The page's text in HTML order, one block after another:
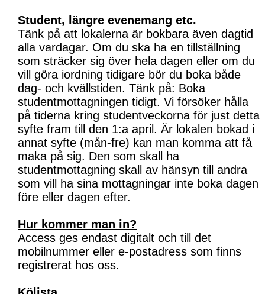
Student, längre evenemang etc.
Tänk på att lokalerna är bokbara även dagtid
alla vardagar. Om du ska ha en tillställning
som sträcker sig över hela dagen eller om du
vill göra iordning tidigare bör du boka både
dag- och kvällstiden. Tänk på: Boka
studentmottagningen tidigt. Vi försöker hålla
på tiderna kring studentveckorna för just detta
syfte fram till den 1:a april. Är lokalen bokad i
annat syfte (mån-fre) kan man komma att få
maka på sig. Den som skall ha
studentmottagning skall av hänsyn till andra
som vill ha sina mottagningar inte boka dagen
före eller dagen efter.
Hur kommer man in?
Access ges endast digitalt och till det
mobilnummer eller e-postadress som finns
registrerat hos oss.